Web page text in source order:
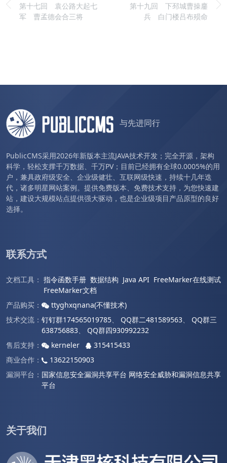
第十七回 袁公路大起七
军 曹孟德会合三将
第十九回 下邳城曹操鏖
兵 白门楼吕布殒命
与先进同行
PublicCMS采用2026年新版本主流JAVA技术开发；完全开源，架构
科学，轻松支撑千万数据、千万PV；目前已经拥有全球0.0005%的用
户，兼具政府级安全、企业级健壮、互联网级快速，持续十几年迭
代，诸多明星网站案例。提供免费版本、免费技术支持，为您快速建
站，建设大规模站点提供强大驱动，也是企业级项目产品原型的良好
选择。
联系方式
文档工具： 指令函数手册 数据结构 Java API FreeMarker在线测试
FreeMarker文档
产品购买：
ttyghxqnana(不懂技术)
技术交流： 钉钉群174565019785、 QQ群二481589563、 QQ群三
638756883、 QQ群四930992232
售后支持：
kerneler
315415433
商业合作：
13622150903
漏洞平台： 国家信息安全漏洞共享平台 网络安全威胁和漏洞信息共享
平台
关于我们